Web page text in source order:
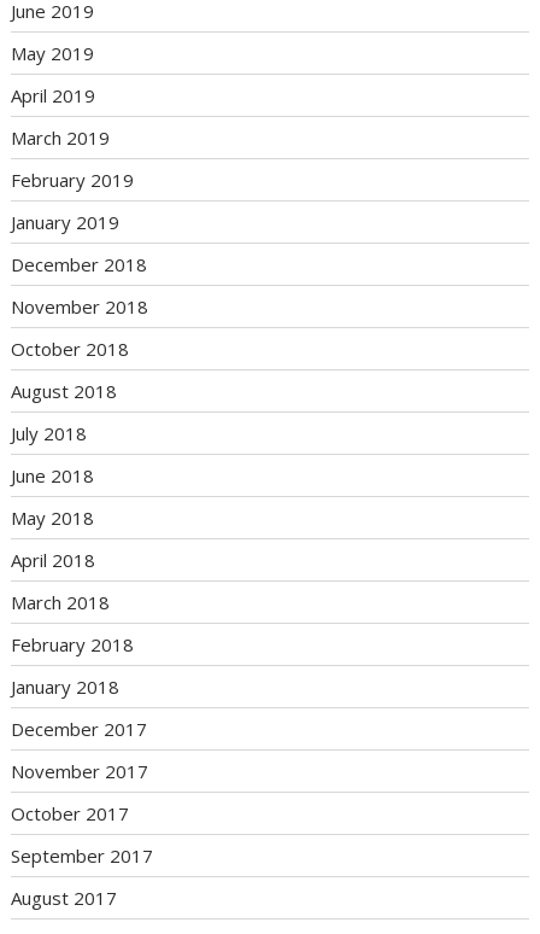
June 2019
May 2019
April 2019
March 2019
February 2019
January 2019
December 2018
November 2018
October 2018
August 2018
July 2018
June 2018
May 2018
April 2018
March 2018
February 2018
January 2018
December 2017
November 2017
October 2017
September 2017
August 2017